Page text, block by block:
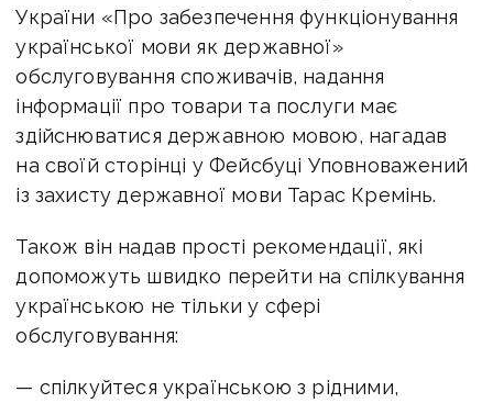
України «Про забезпечення функціонування
української мови як державної»
обслуговування споживачів, надання
інформації про товари та послуги має
здійснюватися державною мовою, нагадав
на своїй сторінці у Фейсбуці Уповноважений
із захисту державної мови Тарас Кремінь.
Також він надав прості рекомендації, які
допоможуть швидко перейти на спілкування
українською не тільки у сфері
обслуговування:
— спілкуйтеся українською з рідними,